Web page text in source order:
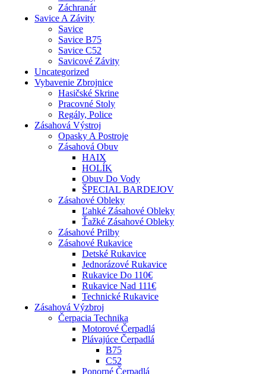
Záchranár
Savice A Závity
Savice
Savice B75
Savice C52
Savicové Závity
Uncategorized
Vybavenie Zbrojnice
Hasičské Skrine
Pracovné Stoly
Regály, Police
Zásahová Výstroj
Opasky A Postroje
Zásahová Obuv
HAIX
HOLÍK
Obuv Do Vody
ŠPECIAL BARDEJOV
Zásahové Obleky
Ľahké Zásahové Obleky
Ťažké Zásahové Obleky
Zásahové Prilby
Zásahové Rukavice
Detské Rukavice
Jednorázové Rukavice
Rukavice Do 110€
Rukavice Nad 111€
Technické Rukavice
Zásahová Výzbroj
Čerpacia Technika
Motorové Čerpadlá
Plávajúce Čerpadlá
B75
C52
Ponorné Čerpadlá